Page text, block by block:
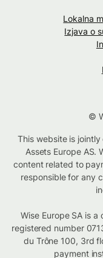
Lokalna
Izjava o
©
This website is
Assets Europe AS.
content related to
responsible for any
Wise Europe SA is
registered number
du Trône 100, 3rd
payment